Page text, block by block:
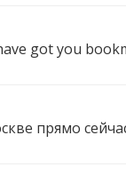
got you
прямо